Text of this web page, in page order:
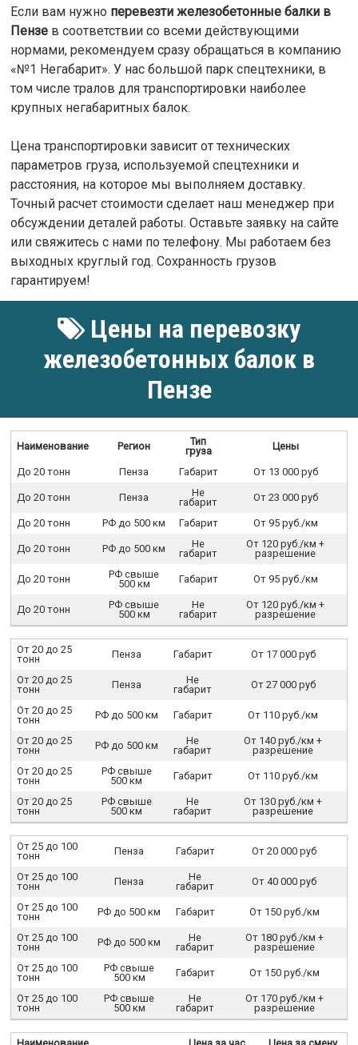
Если вам нужно перевезти железобетонные балки в
Пензев соответствии со всеми действующими
нормами, рекомендуем сразу обращаться в компанию
«№1 Негабарит». У нас большой парк спецтехники, в
том числе тралов для транспортировки наиболее
крупных негабаритных балок.
Цена транспортировки зависит от технических
параметров груза, используемой спецтехники и
расстояния, на которое мы выполняем доставку.
Точный расчет стоимости сделает наш менеджер при
обсуждении деталей работы. Оставьте заявку на сайте
или свяжитесь с нами по телефону. Мы работаем без
выходных круглый год. Сохранность грузов
гарантируем!
Цены на перевозку
железобетонных балок в
Пензе
Наименование Регион
Тип
груза
Цены
До 20 тонн Пенза Габарит От 13 000 руб
До 20 тонн Пенза
Не
габарит
От 23 000 руб
До 20 тонн РФ до 500 км Габарит От 95 руб./км
До 20 тонн РФ до 500 км
Не
габарит
От 120 руб./км +
разрешение
До 20 тонн
РФ свыше
500 км
Габарит От 95 руб./км
До 20 тонн
РФ свыше
500 км
Не
габарит
От 120 руб./км +
разрешение
От 20 до 25
тонн
Пенза Габарит От 17 000 руб
От 20 до 25
тонн
Пенза
Не
габарит
От 27 000 руб
От 20 до 25
тонн
РФ до 500 км Габарит От 110 руб./км
От 20 до 25
тонн
РФ до 500 км
Не
габарит
От 140 руб./км +
разрешение
От 20 до 25
тонн
РФ свыше
500 км
Габарит От 110 руб./км
От 20 до 25
тонн
РФ свыше
500 км
Не
габарит
От 130 руб./км +
разрешение
От 25 до 100
тонн
Пенза Габарит От 20 000 руб
От 25 до 100
тонн
Пенза
Не
габарит
От 40 000 руб
От 25 до 100
тонн
РФ до 500 км Габарит От 150 руб./км
От 25 до 100
тонн
РФ до 500 км
Не
габарит
От 180 руб./км +
разрешение
От 25 до 100
тонн
РФ свыше
500 км
Габарит От 150 руб./км
От 25 до 100
тонн
РФ свыше
500 км
Не
габарит
От 170 руб./км +
разрешение